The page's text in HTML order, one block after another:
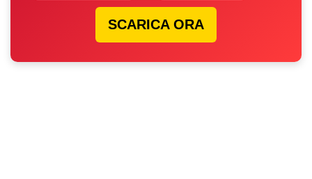
SCARICA ORA